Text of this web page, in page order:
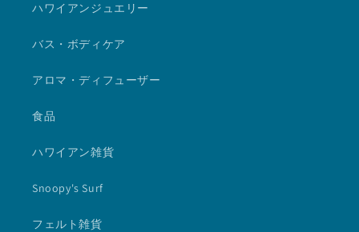
ハワイアンジュエリー
バス・ボディケア
アロマ・ディフューザー
食品
ハワイアン雑貨
Snoopy's Surf
フェルト雑貨